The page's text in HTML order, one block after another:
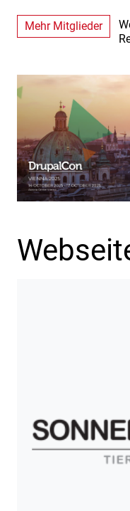
Mehr Mitglieder